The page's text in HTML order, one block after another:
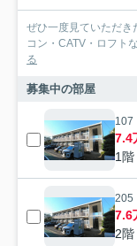
ぜひ一度見ていただき
コン・CATV・ロフト
る
募集中の部屋
107
7.4
1
205
7.6
2